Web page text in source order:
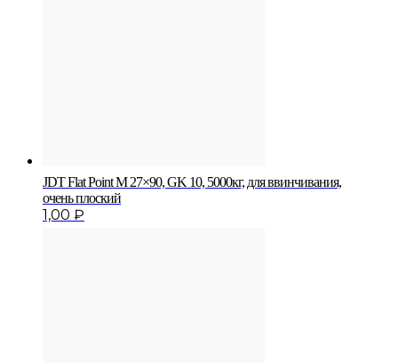
JDT Flat Point M 27×90, GK 10, 5000кг, для ввинчивания,
очень плоский
1,00 ₽